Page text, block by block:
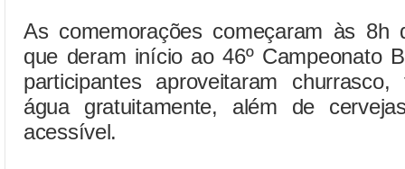
As comemorações começaram às
que deram início ao 46º Campeonato
participantes aproveitaram
água gratuitamente, além de
acessível.